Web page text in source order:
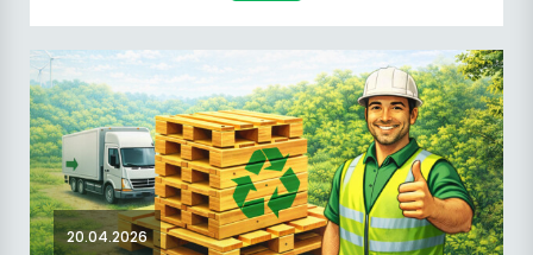
20.04.2026